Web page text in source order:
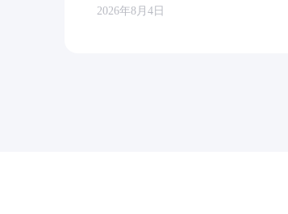
2026年8月4日